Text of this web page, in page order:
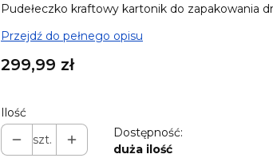
Pudełeczko kraftowy kartonik do zapakowania
Przejdź do pełnego opisu
Cena
299,99 zł
Ilość
szt.
Dostępność:
duża ilość